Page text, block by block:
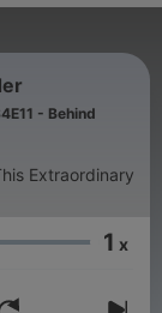
- Behind
Extraordinary
1 x